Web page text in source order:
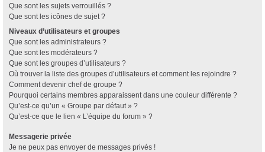
Que sont les sujets verrouillés ?
Que sont les icônes de sujet ?
Niveaux d’utilisateurs et groupes
Que sont les administrateurs ?
Que sont les modérateurs ?
Que sont les groupes d’utilisateurs ?
Où trouver la liste des groupes d’utilisateurs et comment les rejoindre ?
Comment devenir chef de groupe ?
Pourquoi certains membres apparaissent dans une couleur différente ?
Qu’est-ce qu’un « Groupe par défaut » ?
Qu’est-ce que le lien « L’équipe du forum » ?
Messagerie privée
Je ne peux pas envoyer de messages privés !